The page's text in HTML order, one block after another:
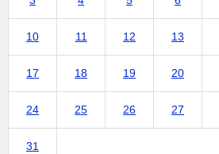
10 11 12 13
17 18 19 20
24 25 26 27
31